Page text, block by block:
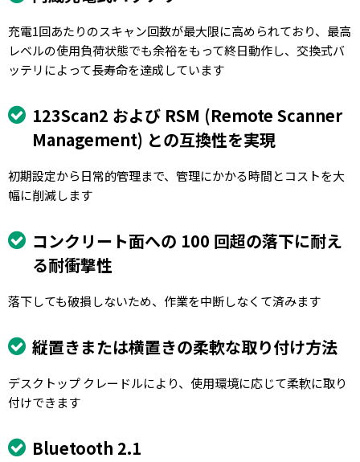
充電1回あたりのスキャン回数が最大限に高められており、最高
レベルの使用負荷状態でも余裕をもって終日動作し、交換式バ
ッテリによって長寿命を達成しています
123Scan2 および RSM (Remote Scanner
Management) との互換性を実現
初期設定から日常的管理まで、管理にかかる時間とコストを大
幅に削減します
コンクリート面への 100 回超の落下に耐え
る耐衝撃性
落下しても破損しないため、作業を中断しなくて済みます
縦置きまたは横置きの柔軟な取り付け方法
デスクトップ クレードルにより、使用環境に応じて柔軟に取り
付けできます
Bluetooth 2.1